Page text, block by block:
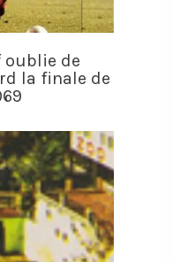
oublie de
la finale de